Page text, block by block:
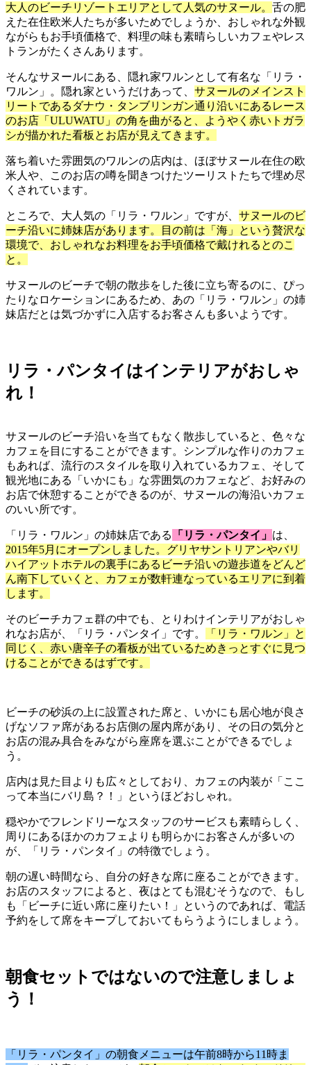
大人のビーチリゾートエリアとして人気のサヌール。 舌の肥
えた在住欧米人たちが多いためでしょうか、おしゃれな外観
ながらもお手頃価格で、料理の味も素晴らしいカフェやレス
トランがたくさんあります。
そんなサヌールにある、
隠れ家ワルンとして有名な「リラ・
ワルン」。
隠れ家というだけあって、 サヌールのメインスト
リートであるダナウ・タンブリンガン通り沿いにあるレース
のお店「ULUWATU」の角を曲がると、ようやく赤いトガラ
シが描かれた看板とお店が見えてきます。
落ち着いた雰囲気のワルンの店内は、ほぼサヌール在住の欧
米人や、このお店の噂を聞きつけたツーリストたちで埋め尽
くされています。
ところで、大人気の「リラ・ワルン」ですが、 サヌールのビ
ーチ沿いに姉妹店があります。目の前は「海」という贅沢な
環境で、おしゃれなお料理をお手頃価格で戴けれるとのこ
と。
サヌールのビーチで朝の散歩をした後に立ち寄るのに、ぴっ
たりなロケーションにあるため、あの「リラ・ワルン」の姉
妹店だとは気づかずに入店するお客さんも多いようです。
リラ・パンタイはインテリアがおしゃ
れ！
サヌールのビーチ沿いを当てもなく散歩していると、色々な
カフェを目にすることができます。シンプルな作りのカフェ
もあれば、流行のスタイルを取り入れているカフェ、そして
観光地にある「いかにも」な雰囲気のカフェなど、お好みの
お店で休憩することができるのが、サヌールの海沿いカフェ
のいい所です。
「リラ・ワルン」の姉妹店である 「リラ・パンタイ」 は、
2015年5月にオープンしました。グリヤサントリアンやバリ
ハイアットホテルの裏手にあるビーチ沿いの遊歩道をどんど
ん南下していくと、カフェが数軒連なっているエリアに到着
します。
そのビーチカフェ群の中でも、とりわけインテリアがおしゃ
れなお店が、「リラ・パンタイ」です。
「リラ・ワルン」と
同じく、赤い唐辛子の看板が出ているためきっとすぐに見つ
けることができるはずです。
ビーチの砂浜の上に設置された席と、いかにも居心地が良さ
げなソファ席があるお店側の屋内席があり、その日の気分と
お店の混み具合をみながら座席を選ぶことができるでしょ
う。
店内は見た目よりも広々としており、カフェの内装が「ここ
って本当にバリ島？！」というほどおしゃれ。
穏やかでフレンドリーなスタッフのサービスも素晴らしく、
周りにあるほかのカフェよりも明らかにお客さんが多いの
が、「リラ・パンタイ」の特徴でしょう。
朝の遅い時間なら、自分の好きな席に座ることができます。
お店のスタッフによると、夜はとても混むそうなので、もし
も「ビーチに近い席に座りたい！」というのであれば、電話
予約をして席をキープしておいてもらうようにしましょう。
朝食セットではないので注意しましょ
う！
「リラ・パンタイ」の朝食メニューは午前8時から11時ま